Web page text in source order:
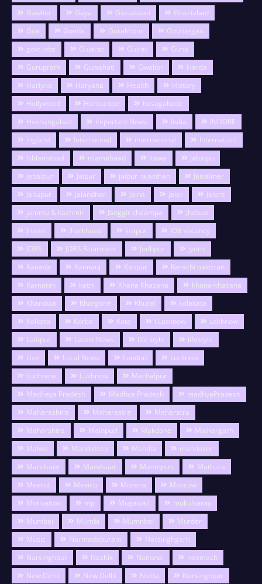
Gawlior
Gaya Gaziabaad
Ghaziabad
Goa
Gonda Gorakhpur
Gouhargan
govt.jobs
Gujarat Gujrat
Guna
Gurugram
Guwahati Gwalior
Harda
Hariyna
Haryana Health
History
Hollywood
Horoscope
hosagabade
Hoshangabad
Important News India
INDORE
ingland
Internatinal international
Internationl
Ishlamabad
islamabaad Itawa
Jabalpu
Jabalpur
Jaipur jaipur rajasthan
Jaisalmer
Jaitupur
Jalandhar Jalna jalor
Jalore
jammu & kashmir
Janggir chaampa
Jhabua
Jhansi
Jharkhand Jirapur
JOB vacancy
JOBS
JOBS Rcuirment Jodhpur
jyotis
Kanada
Kannauj Kanpur
Karachi pakistan
Karnatak
katni Khana Khazana
khana-khazana
Khandwa
Khargone Khurai
kolakata
Kolkata
Korba Kota l Lucknow
Lakhnow
Lalitpur
Latest News life style
lifestyle
Live
Local News London
Lucknow
Ludhiana
Lukhnow
Machalpur
Madhaya Pradesh
Madhya Pradesh
madhyaPradesh
Maharashtra
Maharastra
Maharatra
Maharshtra
Mainpuri Makdone
Malhargarh
Malwa
Mandideep Mandla
mandosur
Mandsaur
Mandsuar Manmpuri
Mathura
Meerut
Mexico Morena
Moscow
Motivation
mp Mugawali
mukulsaray
Mumbai
Mumbi Mumnbai
Murder
Music
Narmadapuram
Narsinghgarh
Narsinghpur
Nashik National
neemach
New Dehli
New Delhi Noida
Nursinghpur